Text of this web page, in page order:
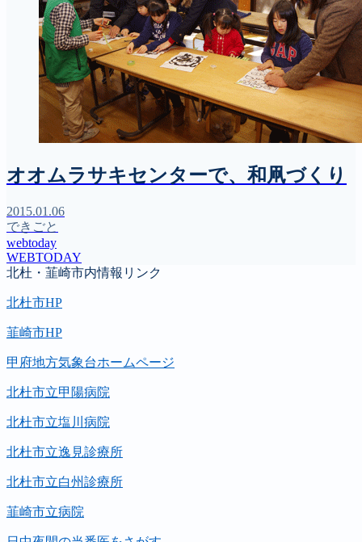
オオムラサキセンターで、和凧づくり
2015.01.06
できごと
webtoday
WEBTODAY
北杜・韮崎市内情報リンク
北杜市HP
韮崎市HP
甲府地方気象台ホームページ
北杜市立甲陽病院
北杜市立塩川病院
北杜市立逸見診療所
北杜市立白州診療所
韮崎市立病院